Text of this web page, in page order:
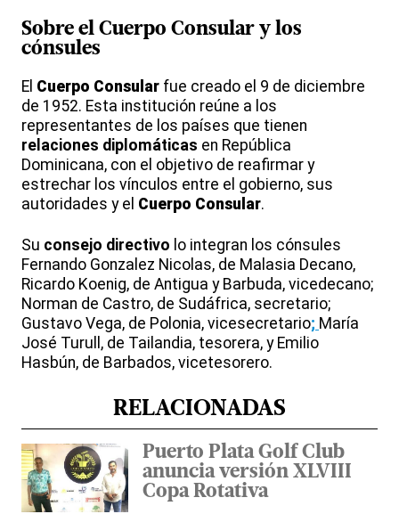
Sobre el Cuerpo Consular y los
cónsules
El Cuerpo Consular fue creado el 9 de diciembre
de 1952. Esta institución reúne a los
representantes de los países que tienen
relaciones diplomáticas en República
Dominicana, con el objetivo de reafirmar y
estrechar los vínculos entre el gobierno, sus
autoridades y el Cuerpo Consular.
Su consejo directivo lo integran los cónsules
Fernando Gonzalez Nicolas, de Malasia Decano,
Ricardo Koenig, de Antigua y Barbuda, vicedecano;
Norman de Castro, de Sudáfrica, secretario;
Gustavo Vega, de Polonia, vicesecretario; María
José Turull, de Tailandia, tesorera, y Emilio
Hasbún, de Barbados, vicetesorero.
RELACIONADAS
Puerto Plata Golf Club
anuncia versión XLVIII
Copa Rotativa